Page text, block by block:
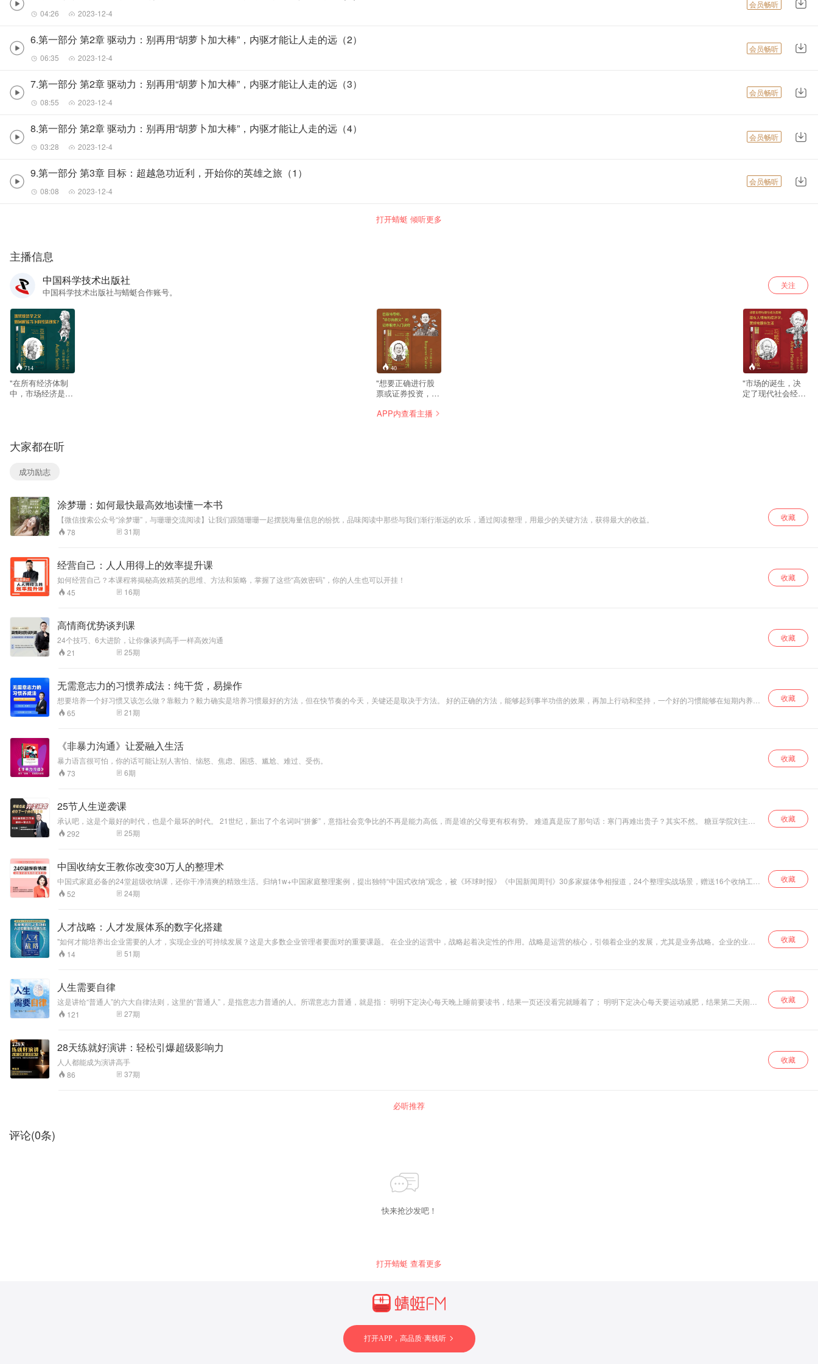
04:26 2023-12-4
会员畅听
6.第一部分 第2章 驱动力：别再用“胡萝卜加大棒”，内驱才能让人走的远（2）
06:35 2023-12-4
会员畅听
7.第一部分 第2章 驱动力：别再用“胡萝卜加大棒”，内驱才能让人走的远（3）
08:55 2023-12-4
会员畅听
8.第一部分 第2章 驱动力：别再用“胡萝卜加大棒”，内驱才能让人走的远（4）
03:28 2023-12-4
会员畅听
9.第一部分 第3章 目标：超越急功近利，开始你的英雄之旅（1）
08:08 2023-12-4
会员畅听
打开蜻蜓 倾听更多
主播信息
中国科学技术出版社
中国科学技术出版社与蜻蜓合作账号。
关注
714
"在所有经济体制
中，市场经济是如
种效率较高的经济
体制。 被称为“经
斯密(Adam
1790) 14岁就考入
大学，在约300年
前就提出了影响世
界的自由贸易、市
场经济和劳动分工
读者细致的讲述了
市场经济是如何运
行的，帮助读者把
握市场经济的相关
知识。"
40
"想要正确进行股
票或证券投资，首
业到底是怎样运行
(Benjamin
Graham,1894-
的“华尔街教父”,著
--
"市场的诞生，决
定了现代社会经济
更是决定着我们生
活的幸福与否。 在
这本书中，20世纪
尔弗雷德·马歇尔
（Alfred
Marshall，1842—
广泛出现在我们生
活中，却又不被人
和特点、不同市场
类型的定价原理进
APP内查看主播
大家都在听
成功励志
涂梦珊：如何最快最高效地读懂一本书
【微信搜索公众号“涂梦珊”，与珊珊交流阅读】让我们跟随珊珊一起摆脱海量信息的纷扰，品味阅读中那些与我们渐行渐远的欢乐，通过阅读整理，用最少的关键方法，获得最大的收益。
78
31期
收藏
经营自己：人人用得上的效率提升课
如何经营自己？本课程将揭秘高效精英的思维、方法和策略，掌握了这些“高效密码”，你的人生也可以开挂！
45
16期
收藏
高情商优势谈判课
24个技巧、6大进阶，让你像谈判高手一样高效沟通
21
25期
收藏
无需意志力的习惯养成法：纯干货，易操作
想要培养一个好习惯又该怎么做？靠毅力？毅力确实是培养习惯最好的方法，但在快节奏的今天，关键还是取决于方法。 好的正确的方法，能够起到事半功倍的效果，再加上行动和坚持，一个好的习惯能够在短期内养
成，坏的习惯，也能在短期内解决改正。
65 21期
收藏
《非暴力沟通》让爱融入生活
暴力语言很可怕，你的话可能让别人害怕、恼怒、焦虑、困惑、尴尬、难过、受伤。
73
6期
收藏
25节人生逆袭课
承认吧，这是个最好的时代，也是个最坏的时代。 21世纪，新出了个名词叫“拼爹”，意指社会竞争比的不再是能力高低，而是谁的父母更有权有势。 难道真是应了那句话：寒门再难出贵子？其实不然。 糖豆学院刘主编
带来“人生逆袭”系列课，基于自己的亲身经历，浓缩成24节课堂内容，教你学会取舍、塑造能力、内外兼修，走向人生逆袭的第一步。
292 25期
收藏
中国收纳女王教你改变30万人的整理术
中国式家庭必备的24堂超级收纳课，还你干净清爽的精致生活。归纳1w+中国家庭整理案例，提出独特“中国式收纳”观念，被《环球时报》《中国新闻周刊》30多家媒体争相报道，24个整理实战场景，赠送16个收纳工具
实操音频，从居家收纳到人生整理，拿回你的生活主动权！
52 24期
收藏
人才战略：人才发展体系的数字化搭建
"如何才能培养出企业需要的人才，实现企业的可持续发展？这是大多数企业管理者要面对的重要课题。 在企业的运营中，战略起着决定性的作用。战略是运营的核心，引领着企业的发展，尤其是业务战略。企业的业务
战略从某个层面上来说，决定了企业的核心竞争力，关系到企业的生死存亡。具体地说，企业拥有的一切资源，尤其是企业的核心资源——人才，都必须围绕企业的业务战略有效地开发、整合和运用，以最大化实现资源
增值。因此，以开发、整合和运用人力资源为目的的企业人才培养系统，也必须以战略为导向，建立基于企业业务战略的企业人才战略规划与人才培养体系。 本书作者是从事企业人才培养工作近20年的职业人士，具有
14 51期
收藏
人生需要自律
这是讲给“普通人”的六大自律法则，这里的“普通人”，是指意志力普通的人。所谓意志力普通，就是指： 明明下定决心每天晚上睡前要读书，结果一页还没看完就睡着了； 明明下定决心每天要运动减肥，结果第二天闹钟
一响，一翻身又睡了； 明明下定决心不对孩子吼叫，结果脾气上来，又不管不顾了。
121 27期
收藏
28天练就好演讲：轻松引爆超级影响力
人人都能成为演讲高手
86
37期
收藏
必听推荐
评论(0条)
快来抢沙发吧！
打开蜻蜓 查看更多
打开APP，高品质·离线听